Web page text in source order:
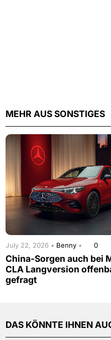
MEHR AUS SONSTIGES
July 22, 2026 • Benny • 0
China-Sorgen auch bei
CLA Langversion
gefragt
DAS KÖNNTE IHNEN